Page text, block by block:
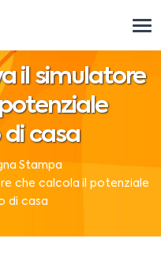
il simulatore
casa
Stampa
che calcola il potenziale
di casa